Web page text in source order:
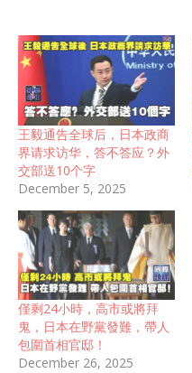
王毅通告全球后，日本政商
界请求访华，答不答应？外
交部送10个字
December 5, 2025
僅剩24小時，高市或將拜
鬼，日本在野黨發難，帶人
包圍首相官邸！
December 26, 2025